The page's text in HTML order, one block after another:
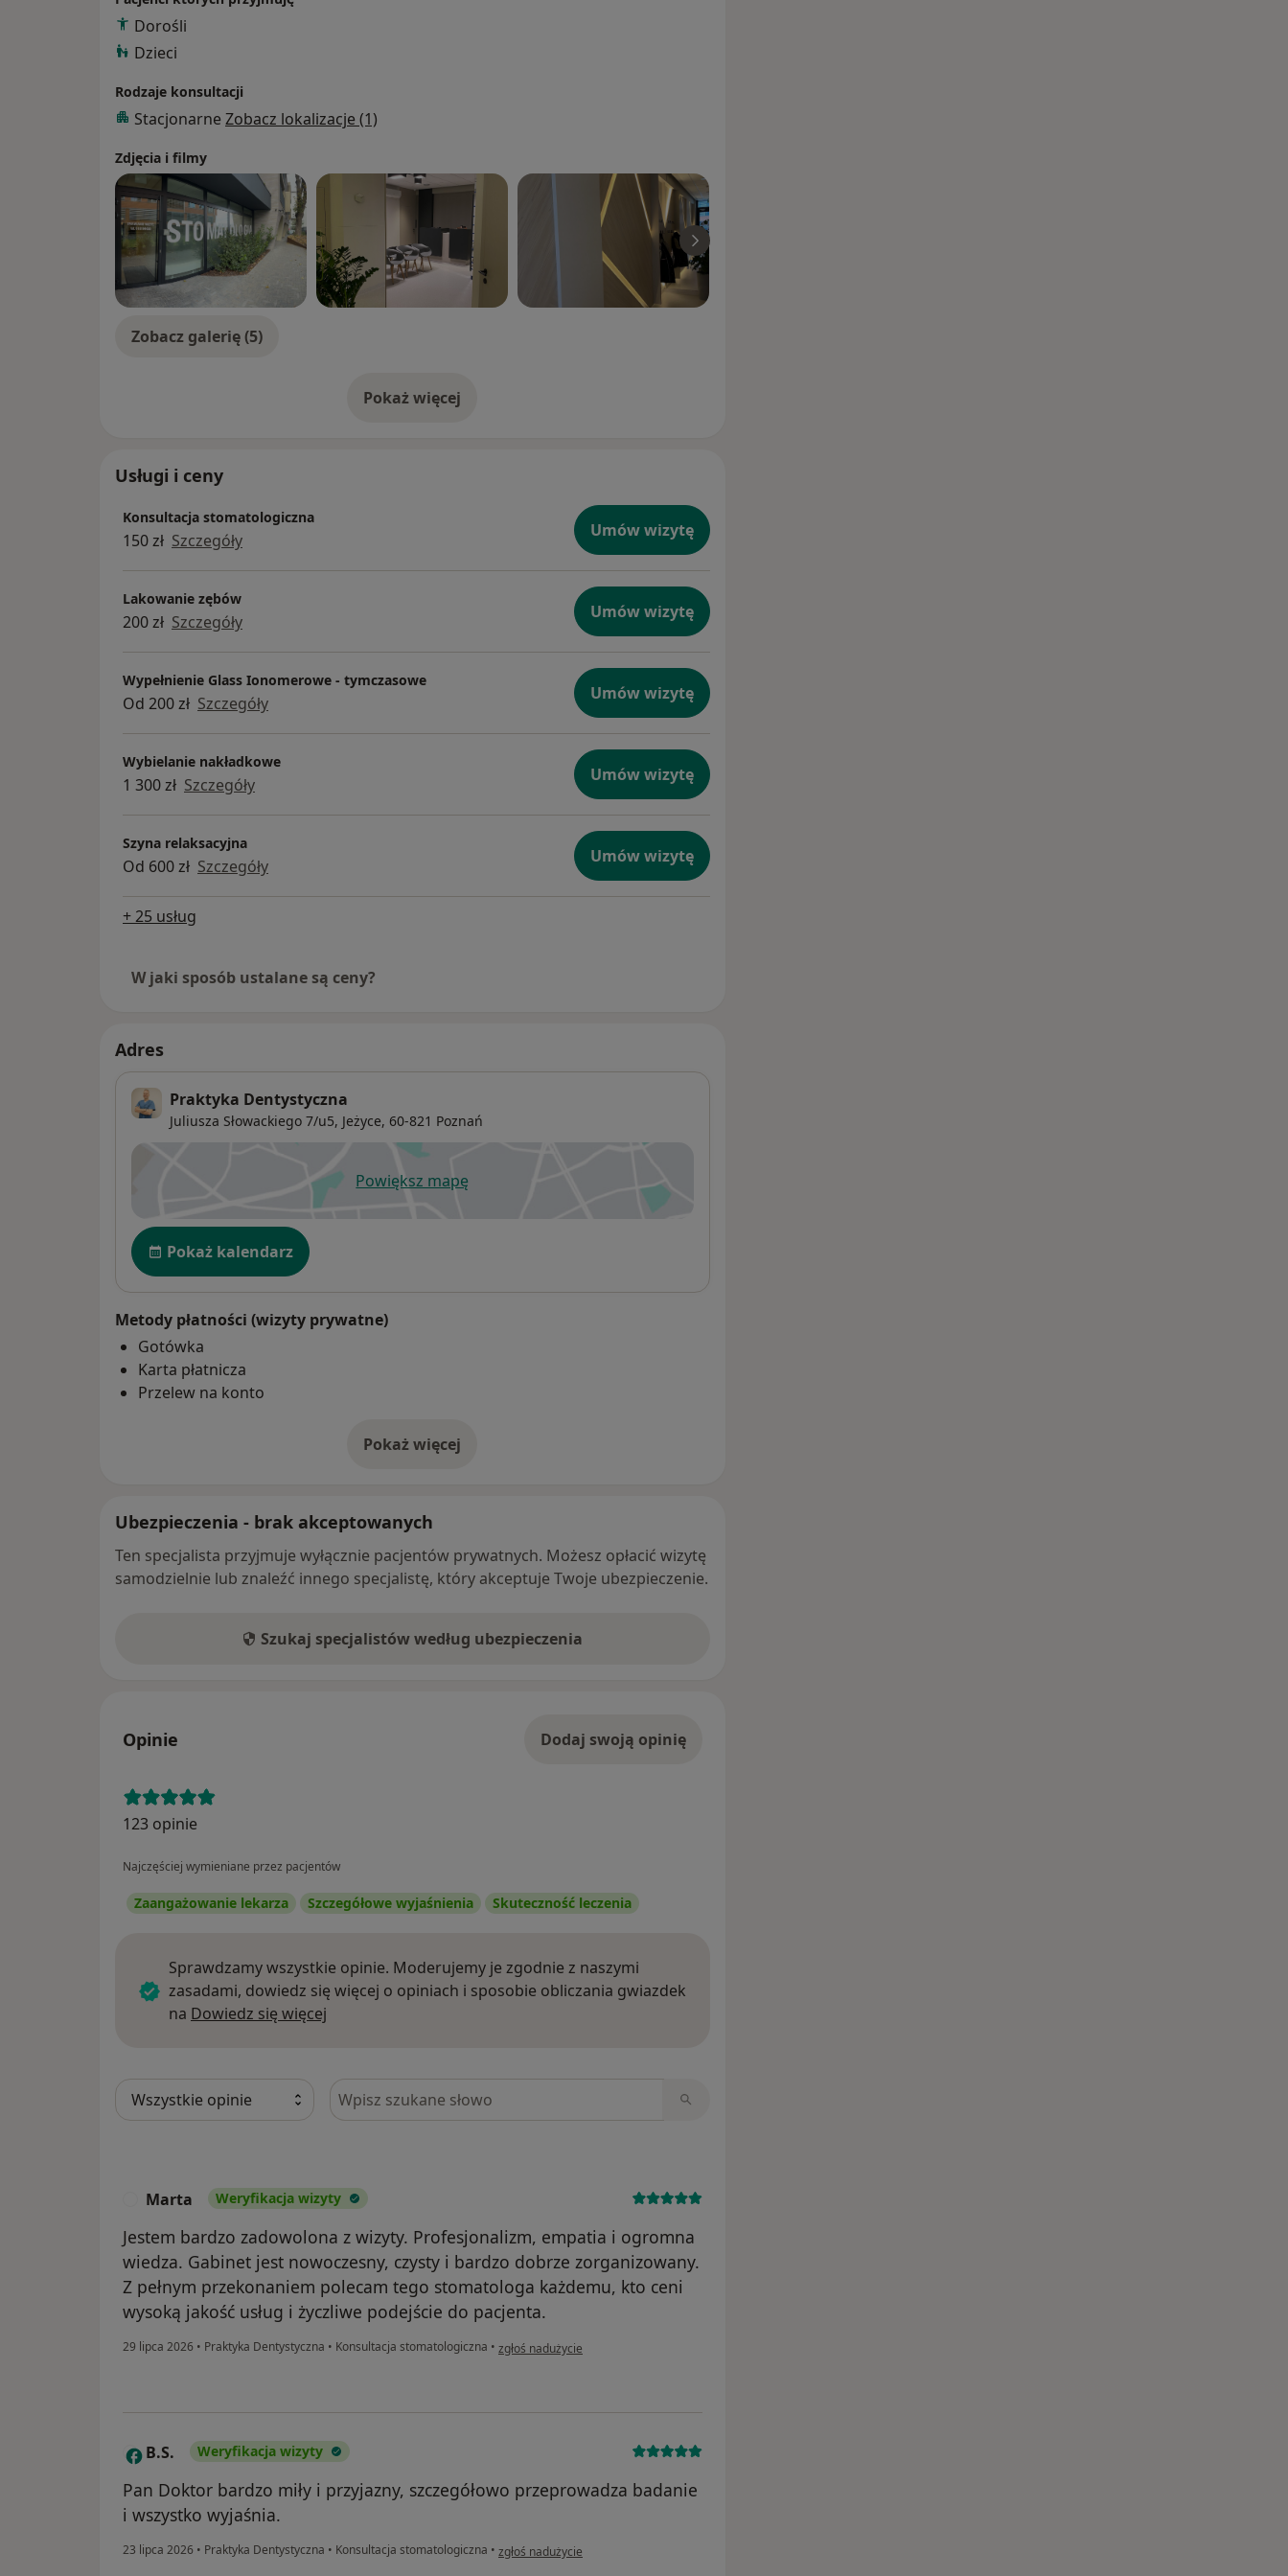
Dorośli
Dzieci
Rodzaje konsultacji
Stacjonarne Zobacz lokalizacje (1)
Zdjęcia i filmy
Zobacz galerię (5)
Pokaż więcejo doświadczeniu
Usługi i ceny
Konsultacja stomatologiczna
150 zł Szczegóły Umów wizytę
Lakowanie zębów
200 zł Szczegóły Umów wizytę
Wypełnienie Glass Ionomerowe - tymczasowe
Od 200 zł Szczegóły Umów wizytę
Wybielanie nakładkowe
1 300 zł Szczegóły Umów wizytę
Szyna relaksacyjna
Od 600 zł Szczegóły Umów wizytę
+ 25 usług
W jaki sposób ustalane są ceny?
Adres
Praktyka Dentystyczna
Juliusza Słowackiego 7/u5, Jeżyce, 60-821 Poznań
Powiększ mapęotwiera się w nowej karcie
Dostępność
Pokaż kalendarz
Metody płatności (wizyty prywatne)
Gotówka
Karta płatnicza
Przelew na konto
Pokaż więcej
o adresie
Ubezpieczenia - brak akceptowanych
Ten specjalista przyjmuje wyłącznie pacjentów prywatnych. Możesz opłacić wizytę
samodzielnie lub znaleźć innego specjalistę, który akceptuje Twoje ubezpieczenie.
Szukaj specjalistów według ubezpieczenia
Opinie Dodaj swoją opinię
123 opinie
Najczęściej wymieniane przez pacjentów
Zaangażowanie lekarza Szczegółowe wyjaśnienia Skuteczność leczenia
Sprawdzamy wszystkie opinie. Moderujemy je zgodnie z naszymi
zasadami, dowiedz się więcej o opiniach i sposobie obliczania gwiazdek
na Dowiedz się więcej
Szukaj w opiniach
Marta Weryfikacja wizyty
Jestem bardzo zadowolona z wizyty. Profesjonalizm, empatia i ogromna
wiedza. Gabinet jest nowoczesny, czysty i bardzo dobrze zorganizowany.
Z pełnym przekonaniem polecam tego stomatologa każdemu, kto ceni
wysoką jakość usług i życzliwe podejście do pacjenta.
29 lipca 2026 • Praktyka Dentystyczna • Konsultacja stomatologiczna • w opinii użytkownika Marta
zgłoś nadużycie
B B.S. Weryfikacja wizyty
Pan Doktor bardzo miły i przyjazny, szczegółowo przeprowadza badanie
i wszystko wyjaśnia.
23 lipca 2026 • Praktyka Dentystyczna • Konsultacja stomatologiczna • w opinii użytkownika B.S.
zgłoś nadużycie